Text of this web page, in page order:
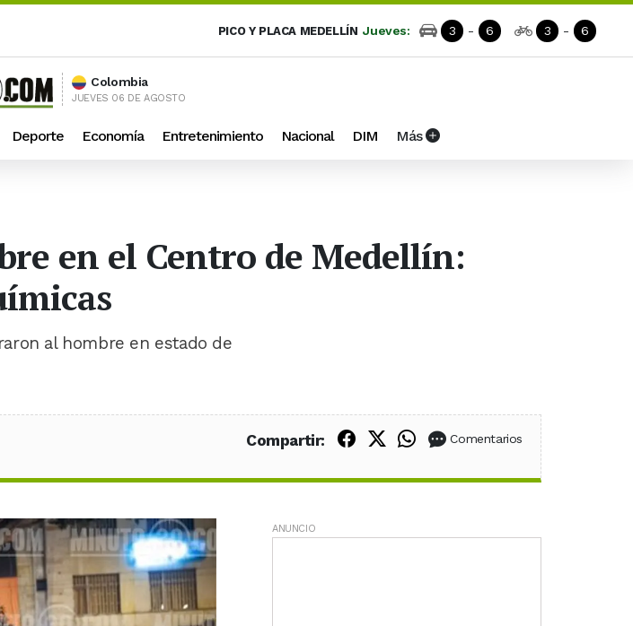
PICO Y PLACA MEDELLÍN Jueves: 3 - 6 3 - 6
Colombia
JUEVES 06 DE AGOSTO
Deporte Economía Entretenimiento Nacional DIM Más
en el Centro de Medellín:
al hombre en estado de
Compartir: Compartir en Facebook
Compartir en X (Twitter)
Compartir en WhatsApp
Comentarios
ANUNCIO